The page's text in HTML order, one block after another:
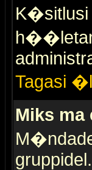
K�sitlusi
Tagasi
Miks
gruppidel.